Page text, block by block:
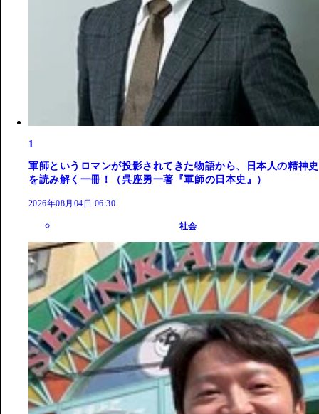
1
軍師というロマンが投影されてきた物語から、日本人の精神史
を読み解く一冊！（呉座勇一著『軍師の日本史』）
2026年08月04日 06:30
社会